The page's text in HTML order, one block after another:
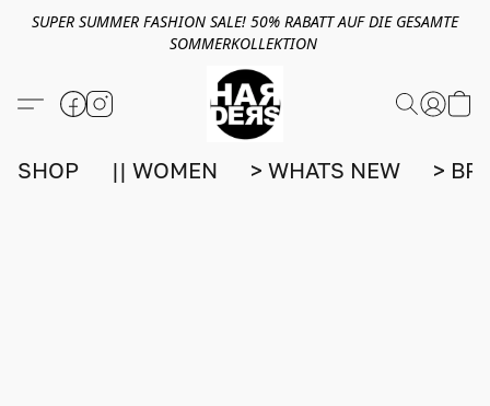
SUPER SUMMER FASHION SALE! 50% RABATT AUF DIE GESAMTE
SOMMERKOLLEKTION
SHOP || WOMEN > WHATS NEW >